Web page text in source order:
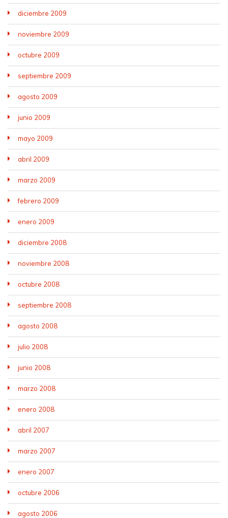
diciembre 2009
noviembre 2009
octubre 2009
septiembre 2009
agosto 2009
junio 2009
mayo 2009
abril 2009
marzo 2009
febrero 2009
enero 2009
diciembre 2008
noviembre 2008
octubre 2008
septiembre 2008
agosto 2008
julio 2008
junio 2008
marzo 2008
enero 2008
abril 2007
marzo 2007
enero 2007
octubre 2006
agosto 2006